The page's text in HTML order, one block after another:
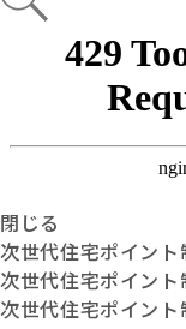
閉じる
次世代住宅ポイン
次世代住宅ポイン
次世代住宅ポイン